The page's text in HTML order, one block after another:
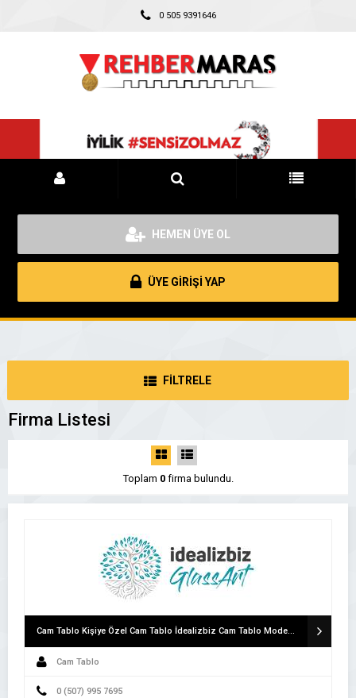
0 505 9391646
HEMEN ÜYE OL
ÜYE GİRİŞİ YAP
FİLTRELE
Firma Listesi
Toplam 0firma bulundu.
Cam Tablo Kişiye Özel Cam Tablo İdealizbiz Cam Tablo Modelleri
Cam Tablo
0 (507) 995 7695